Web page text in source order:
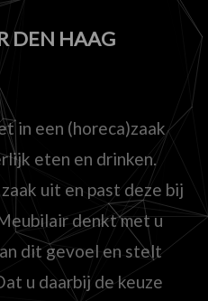
DEN HAAG
in een (horeca)zaak
eten en drinken.
uit en past deze bij
denkt met u
dit gevoel en stelt
u daarbij de keuze